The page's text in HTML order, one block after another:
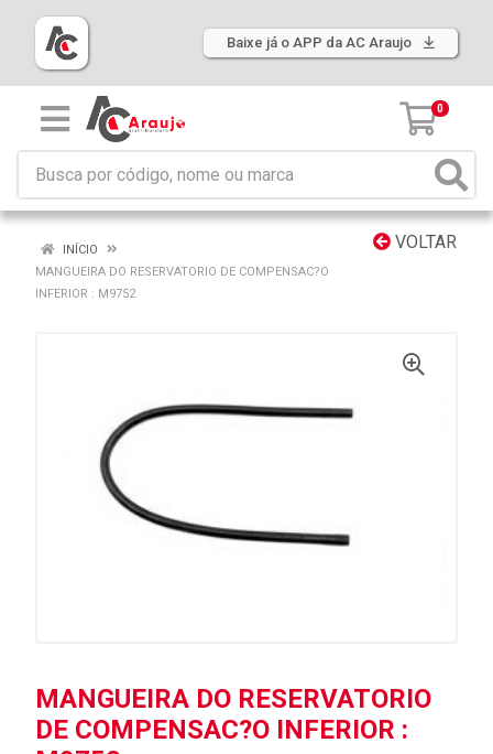
Baixe já o APP da AC Araujo
0
VOLTAR
INÍCIO
MANGUEIRA DO RESERVATORIO DE COMPENSAC?O
INFERIOR : M9752
MANGUEIRA DO RESERVATORIO
DE COMPENSAC?O INFERIOR :